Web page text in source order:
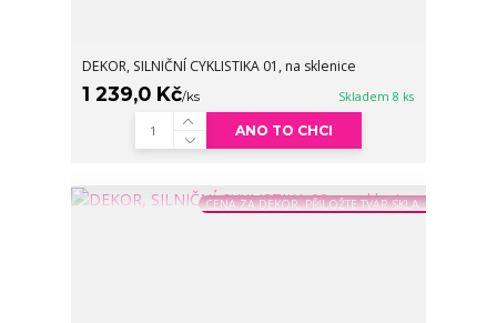
DEKOR, SILNIČNÍ CYKLISTIKA 01, na sklenice
1 239,0 Kč/ks Skladem 8 ks
ANO TO CHCI
CENA ZA DEKOR, PŘILOŽTE TVAR SKLA